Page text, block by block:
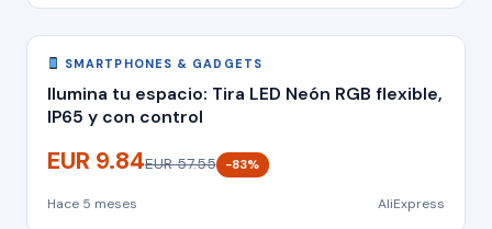
SMARTPHONES & GADGETS
Ilumina tu espacio: Tira LED Neón RGB flexible,
IP65 y con control
EUR 9.84EUR 57.55 −83%
Hace 5 meses AliExpress